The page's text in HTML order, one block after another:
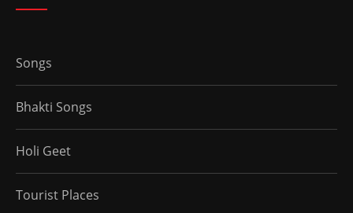
Songs
Bhakti Songs
Holi Geet
Tourist Places